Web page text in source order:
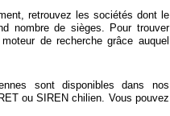
retrouvez les sociétés dont le
nombre de sièges. Pour trouver
de recherche grâce auquel
sont disponibles dans nos
ou SIREN chilien. Vous pouvez